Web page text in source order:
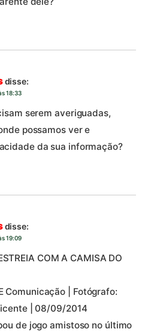
disse:
18:33
serem averiguadas,
possamos ver e
da sua informação?
disse:
19:09
COM A CAMISA DO
Comunicação | Fotógrafo:
| 08/09/2014
de jogo amistoso no último